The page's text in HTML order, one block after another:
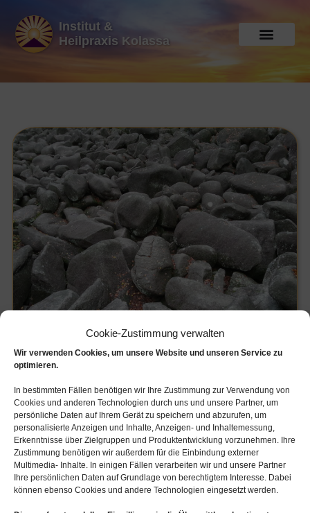
Cookie-Zustimmung verwalten
Wir verwenden Cookies, um unsere Website und unseren Service zu
optimieren.
In bestimmten Fällen benötigen wir Ihre Zustimmung zur Verwendung von
Cookies und anderen Technologien durch uns und unsere Partner, um
persönliche Daten auf Ihrem Gerät zu speichern und abzurufen, um
personalisierte Anzeigen und Inhalte, Anzeigen- und Inhaltemessung,
Erkenntnisse über Zielgruppen und Produktentwicklung vorzunehmen. Ihre
Zustimmung benötigen wir außerdem für die Einbindung externer
Multimedia- Inhalte. In einigen Fällen verarbeiten wir und unsere Partner
Ihre persönlichen Daten auf Grundlage von berechtigtem Interesse. Dabei
können ebenso Cookies und andere Technologien eingesetzt werden.
Institut &
Heilpraxis Kolassa
Wir helfen bei diesen
Problemen (Paarberatung)
Auf den folgenden Seiten finden Sie eine
Auswahl der häufigsten Probleme von Partnern